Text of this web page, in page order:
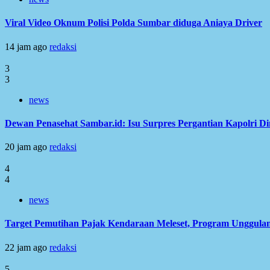
Viral Video Oknum Polisi Polda Sumbar diduga Aniaya Driver
14 jam ago redaksi
3
3
news
Dewan Penasehat Sambar.id: Isu Surpres Pergantian Kapolri
20 jam ago redaksi
4
4
news
Target Pemutihan Pajak Kendaraan Meleset, Program
22 jam ago redaksi